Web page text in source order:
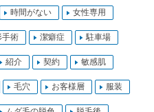
時間がない 女性専用
手術 潔癖症 駐車場
紹介 契約 敏感肌
毛穴 お客様層 服装